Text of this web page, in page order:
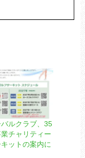
ルクラブ、35
チャリティー
ットの案内に